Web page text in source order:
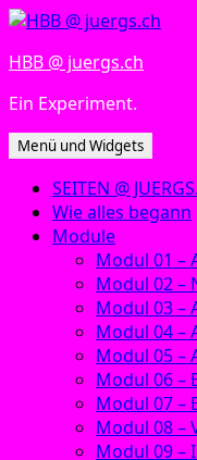
Zum
springen
HBB @ juergs.ch
Ein Experiment.
Menü und Widgets
SEITEN @
Wie alles begann
Module
Modul 01 –
Modul 02 –
Modul 03 –
Modul 04 –
Modul 05 –
Modul 06 –
Modul 07 –
Modul 08 –
Modul 09 –